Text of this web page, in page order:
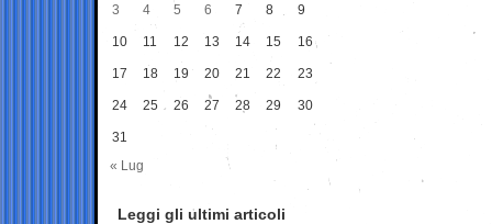
3 4 5 6 7 8 9
10 11 12 13 14 15 16
17 18 19 20 21 22 23
24 25 26 27 28 29 30
31
« Lug
Leggi gli ultimi articoli